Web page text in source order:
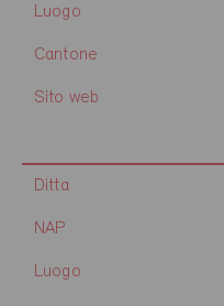
Luogo
Cantone
Sito web
Ditta
NAP
Luogo